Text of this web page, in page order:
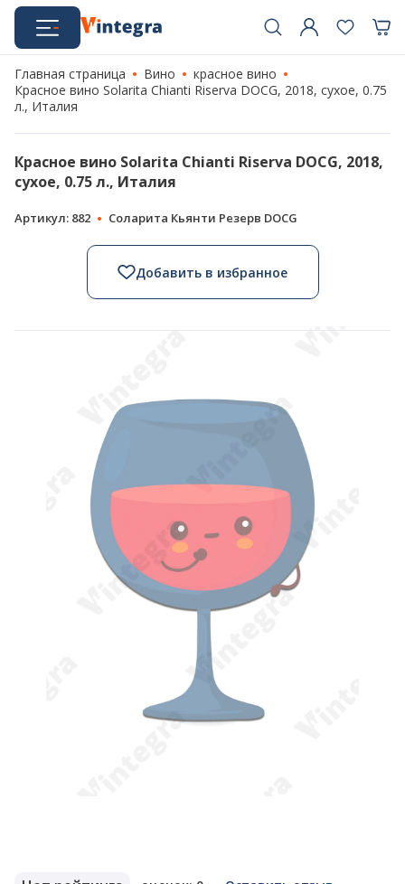
Главная страница Вино
красное вино
Красное вино Solarita Chianti Riserva DOCG, 2018, сухое, 0.75
л., Италия
Красное вино Solarita Chianti Riserva DOCG, 2018,
сухое, 0.75 л., Италия
Артикул: 882 Соларита Кьянти Резерв DOCG
Добавить в избранное